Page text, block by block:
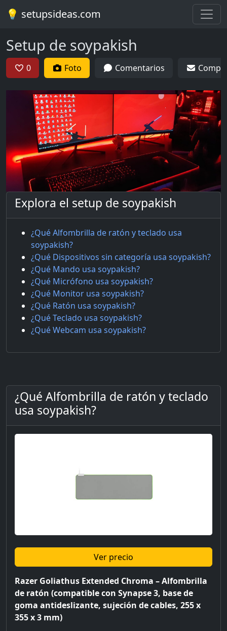
💡 setupsideas.com
Setup de soypakish
0 Foto Comentarios
Explora el setup de soypakish
¿Qué Alfombrilla de ratón y teclado usa
soypakish?
¿Qué Dispositivos sin categoría usa soypakish?
¿Qué Mando usa soypakish?
¿Qué Micrófono usa soypakish?
¿Qué Monitor usa soypakish?
¿Qué Ratón usa soypakish?
¿Qué Teclado usa soypakish?
¿Qué Webcam usa soypakish?
¿Qué Alfombrilla de ratón y teclado
usa soypakish?
Ver precio
Razer Goliathus Extended Chroma – Alfombrilla
de ratón (compatible con Synapse 3, base de
goma antideslizante, sujeción de cables, 255 x
355 x 3 mm)